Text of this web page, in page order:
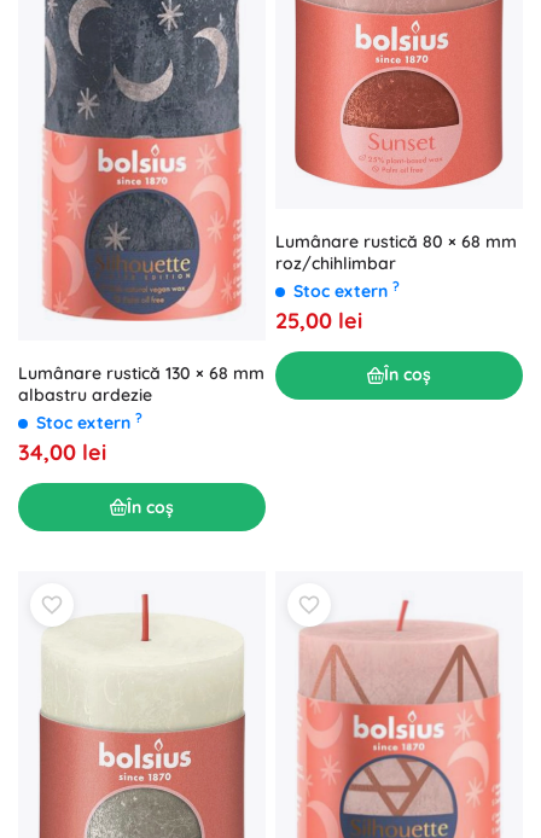
Lumânare rustică 130 × 68 mm
albastru ardezie
Stoc extern ?
34,00 lei
În coș
Lumânare rustică 80 × 68 mm
roz/chihlimbar
Stoc extern ?
25,00 lei
În coș